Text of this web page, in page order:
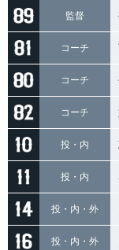
監督
コーチ
コーチ
コーチ
投・内
投・内
投・内・外
投・内・外